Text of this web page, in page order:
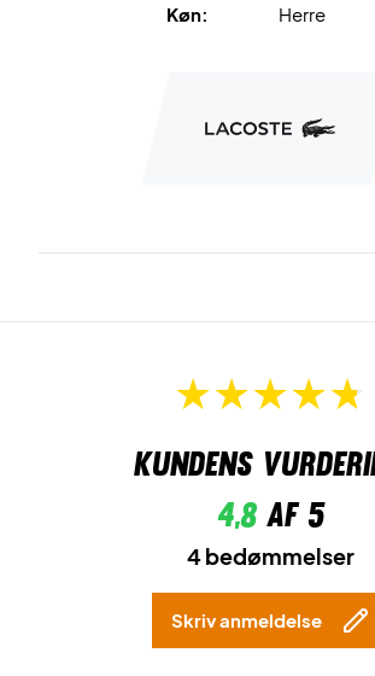
Køn:
Herre
Kundens
4,8af 5
4 bedømmelser
Skriv anmeldelse